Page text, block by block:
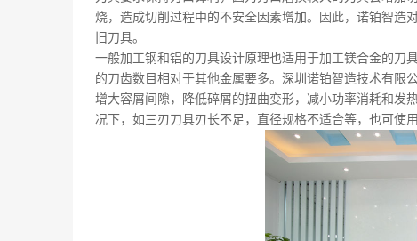
烧，造成切削过程中的不安全因素增加。因此，诺铂智造
旧刀具。
一般加工钢和铝的刀具设计原理也适用于加工镁合金的刀
的刀齿数目相对于其他金属要多。深圳诺铂智造技术有限
增大容屑间隙，降低碎屑的扭曲变形，减小功率消耗和发
况下，如三刃刀具刃长不足，直径规格不适合等，也可使